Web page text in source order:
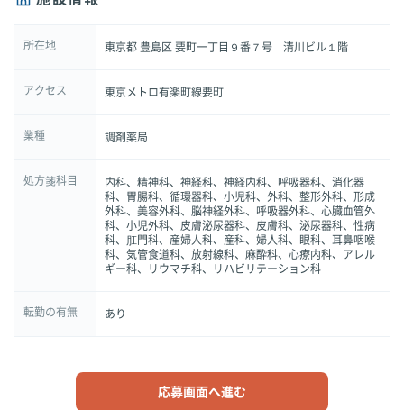
所在地 東京都 豊島区 要町一丁目９番７号 清川ビル１階
アクセス 東京メトロ有楽町線要町
業種 調剤薬局
処方箋科目
内科、精神科、神経科、神経内科、呼吸器科、消化器
科、胃腸科、循環器科、小児科、外科、整形外科、形成
外科、美容外科、脳神経外科、呼吸器外科、心臓血管外
科、小児外科、皮膚泌尿器科、皮膚科、泌尿器科、性病
科、肛門科、産婦人科、産科、婦人科、眼科、耳鼻咽喉
科、気管食道科、放射線科、麻酔科、心療内科、アレル
ギー科、リウマチ科、リハビリテーション科
転勤の有無 あり
応募画面へ進む